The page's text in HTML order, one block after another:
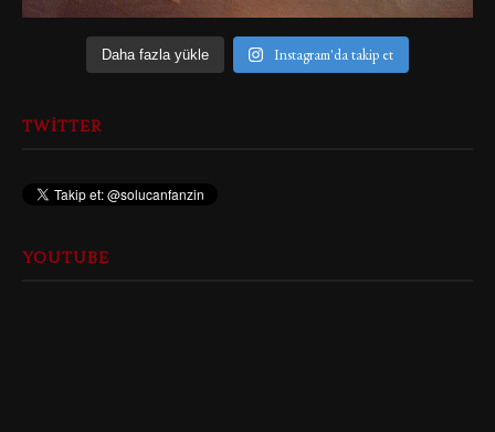
Daha fazla yükle Instagram'da takip et
TWITTER
YOUTUBE